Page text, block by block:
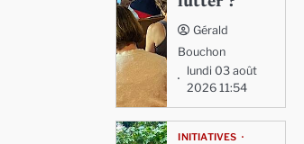
Gérald
Bouchon
lundi 03 août
2026 11:54
INITIATIVES